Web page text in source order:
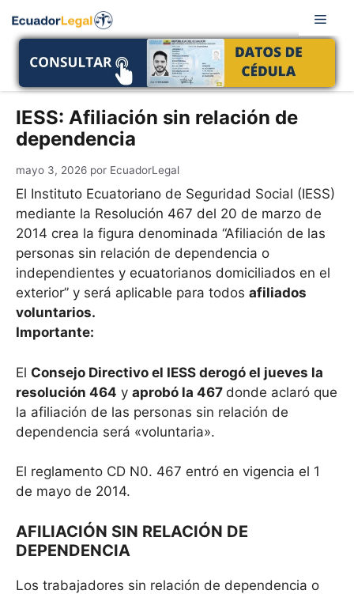
IESS: Afiliación sin relación de
dependencia
mayo 3, 2026 por EcuadorLegal
El Instituto Ecuatoriano de Seguridad Social (IESS)
mediante la Resolución 467 del 20 de marzo de
2014 crea la figura denominada “Afiliación de las
personas sin relación de dependencia o
independientes y ecuatorianos domiciliados en el
exterior” y será aplicable para todos afiliados
voluntarios.
Importante:
El Consejo Directivo el IESS derogó el jueves la
resolución 464 y aprobó la 467 donde aclaró que
la afiliación de las personas sin relación de
dependencia será «voluntaria».
El reglamento CD N0. 467 entró en vigencia el 1
de mayo de 2014.
AFILIACIÓN SIN RELACIÓN DE
DEPENDENCIA
Los trabajadores sin relación de dependencia o